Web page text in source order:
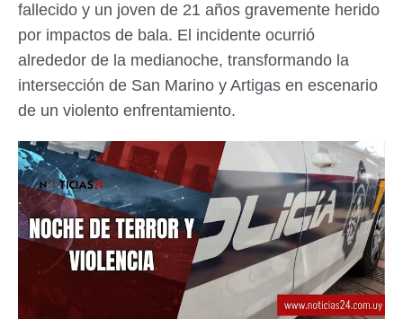
fallecido y un joven de 21 años gravemente herido
por impactos de bala. El incidente ocurrió
alrededor de la medianoche, transformando la
intersección de San Marino y Artigas en escenario
de un violento enfrentamiento.